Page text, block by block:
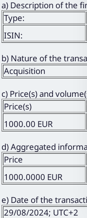
a) Description of the
Type:
ISIN:
b) Nature of the
Acquisition
c) Price(s) and
Price(s)
1000.00 EUR
d) Aggregated
Price
1000.0000 EUR
e) Date of the
29/08/2024; UTC+2